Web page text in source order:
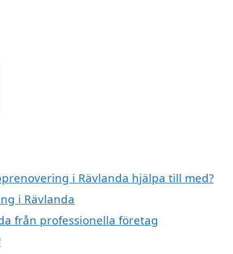
i Rävlanda hjälpa till med?
i Rävlanda
från professionella företag